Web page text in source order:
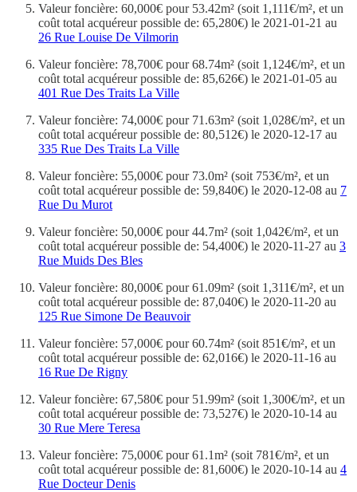
Valeur foncière: 60,000€ pour 53.42m² (soit 1,111€/m², et un
coût total acquéreur possible de: 65,280€) le 2021-01-21 au
26 Rue Louise De Vilmorin
Valeur foncière: 78,700€ pour 68.74m² (soit 1,124€/m², et un
coût total acquéreur possible de: 85,626€) le 2021-01-05 au
401 Rue Des Traits La Ville
Valeur foncière: 74,000€ pour 71.63m² (soit 1,028€/m², et un
coût total acquéreur possible de: 80,512€) le 2020-12-17 au
335 Rue Des Traits La Ville
Valeur foncière: 55,000€ pour 73.0m² (soit 753€/m², et un
coût total acquéreur possible de: 59,840€) le 2020-12-08 au 7
Rue Du Murot
Valeur foncière: 50,000€ pour 44.7m² (soit 1,042€/m², et un
coût total acquéreur possible de: 54,400€) le 2020-11-27 au 3
Rue Muids Des Bles
Valeur foncière: 80,000€ pour 61.09m² (soit 1,311€/m², et un
coût total acquéreur possible de: 87,040€) le 2020-11-20 au
125 Rue Simone De Beauvoir
Valeur foncière: 57,000€ pour 60.74m² (soit 851€/m², et un
coût total acquéreur possible de: 62,016€) le 2020-11-16 au
16 Rue De Rigny
Valeur foncière: 67,580€ pour 51.99m² (soit 1,300€/m², et un
coût total acquéreur possible de: 73,527€) le 2020-10-14 au
30 Rue Mere Teresa
Valeur foncière: 75,000€ pour 61.1m² (soit 781€/m², et un
coût total acquéreur possible de: 81,600€) le 2020-10-14 au 4
Rue Docteur Denis